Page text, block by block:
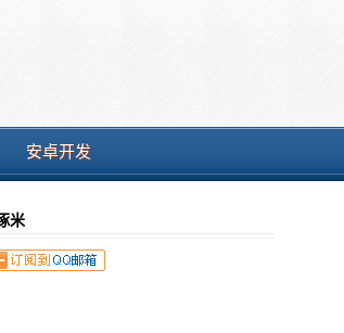
安卓开发
米